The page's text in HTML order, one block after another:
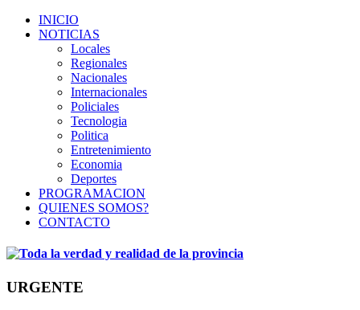
INICIO
NOTICIAS
Locales
Regionales
Nacionales
Internacionales
Policiales
Tecnologia
Politica
Entretenimiento
Economia
Deportes
PROGRAMACION
QUIENES SOMOS?
CONTACTO
URGENTE